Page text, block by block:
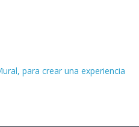
para crear una experiencia